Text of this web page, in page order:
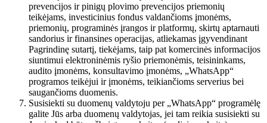
prevencijos ir pinigų plovimo prevencijos priemonių
teikėjams, investicinius fondus valdančioms įmonėms,
priemonių, programinės įrangos ir platformų, skirtų aptarnauti
sandorius ir finansines operacijas, atliekamas įgyvendinant
Pagrindinę sutartį, tiekėjams, taip pat komercinės informacijos
siuntimui elektroninėmis ryšio priemonėmis, teisininkams,
audito įmonėms, konsultavimo įmonėms, „WhatsApp“
programos teikėjui ir įmonėms, teikiančioms serverius bei
saugančioms duomenis.
Susisiekti su duomenų valdytoju per „WhatsApp“ programėlę
galite Jūs arba duomenų valdytojas, jei tam reikia susisiekti su